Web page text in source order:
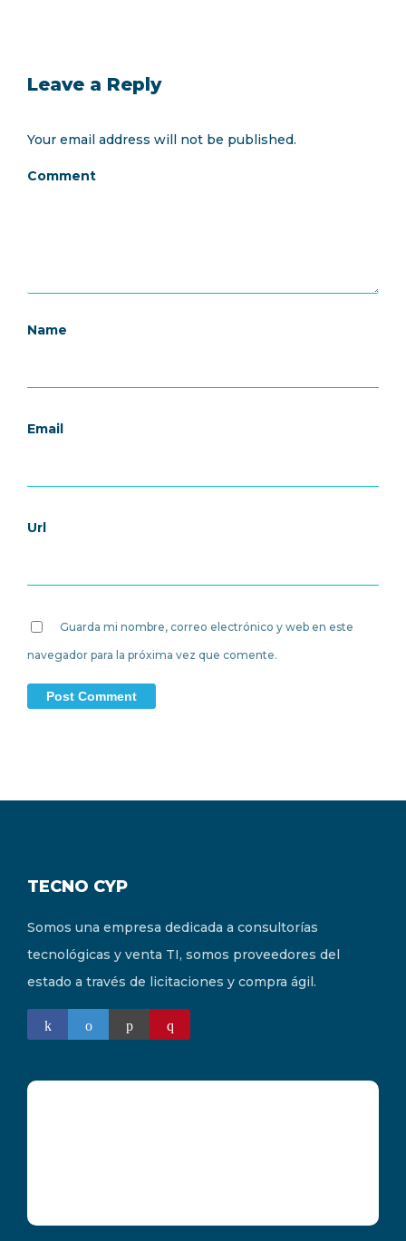
Leave a Reply
Your email address will not be published.
Comment
Name
Email
Url
Guarda mi nombre, correo electrónico y web en este
navegador para la próxima vez que comente.
TECNO CYP
Somos una empresa dedicada a consultorías
tecnológicas y venta TI, somos proveedores del
estado a través de licitaciones y compra ágil.